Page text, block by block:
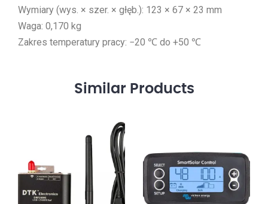
Wymiary (wys. × szer. × głęb.): 123 × 67 × 23 mm
Waga: 0,170 kg
Zakres temperatury pracy: −20 ℃ do +50 ℃
Similar Products